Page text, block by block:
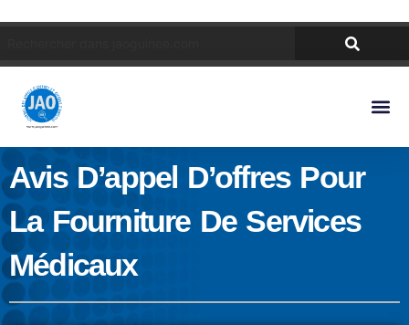
Avis D’appel D’offres Pour
La Fourniture De Services
Médicaux